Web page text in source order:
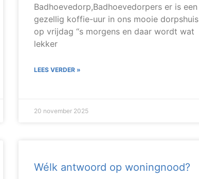
Badhoevedorp,Badhoevedorpers er is een
gezellig koffie-uur in ons mooie dorpshuis
op vrijdag ‘‘s morgens en daar wordt wat
lekker
LEES VERDER »
20 november 2025
Wélk antwoord op woningnood?